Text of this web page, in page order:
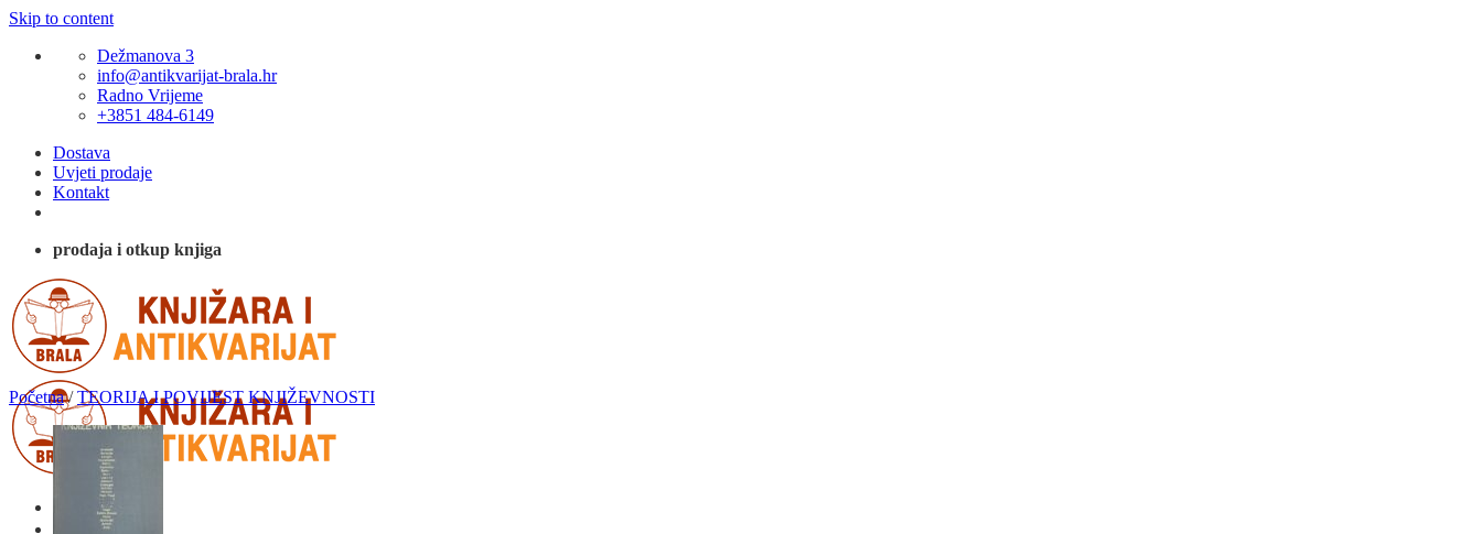
Skip to content
Dežmanova 3
info@antikvarijat-brala.hr
Radno Vrijeme
+3851 484-6149
Dostava
Uvjeti prodaje
Kontakt
prodaja i otkup knjiga
Početna / TEORIJA I POVIJEST KNJIŽEVNOSTI